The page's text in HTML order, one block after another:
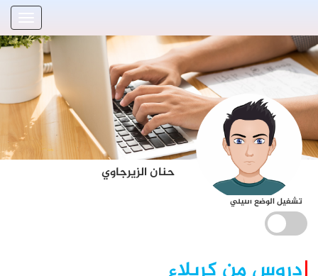
حنان الزيرجاوي
تشغيل الوضع الليلي